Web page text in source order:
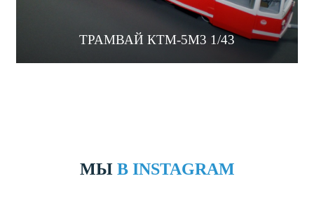
ТРАМВАЙ КТМ-5М3 1/43
МЫ В INSTAGRAM